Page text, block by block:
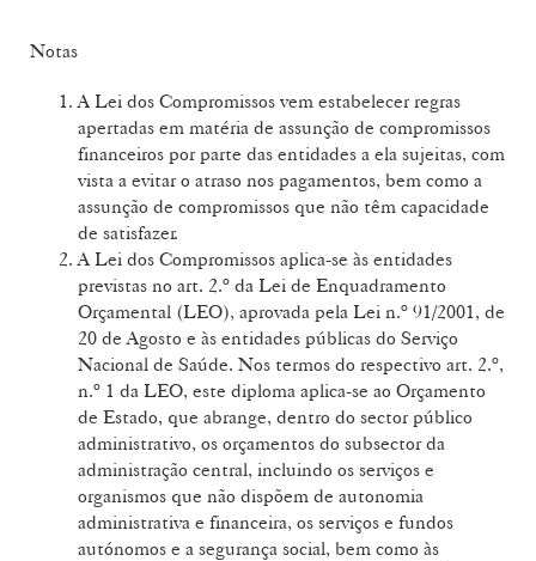
Notas
A Lei dos Compromissos vem estabelecer regras
apertadas em matéria de assunção de compromissos
financeiros por parte das entidades a ela sujeitas, com
vista a evitar o atraso nos pagamentos, bem como a
assunção de compromissos que não têm capacidade
de satisfazer.
A Lei dos Compromissos aplica-se às entidades
previstas no art. 2.º da Lei de Enquadramento
Orçamental (LEO), aprovada pela Lei n.º 91/2001, de
20 de Agosto e às entidades públicas do Serviço
Nacional de Saúde. Nos termos do respectivo art. 2.º,
n.º 1 da LEO, este diploma aplica-se ao Orçamento
de Estado, que abrange, dentro do sector público
administrativo, os orçamentos do subsector da
administração central, incluindo os serviços e
organismos que não dispõem de autonomia
administrativa e financeira, os serviços e fundos
autónomos e a segurança social, bem como às